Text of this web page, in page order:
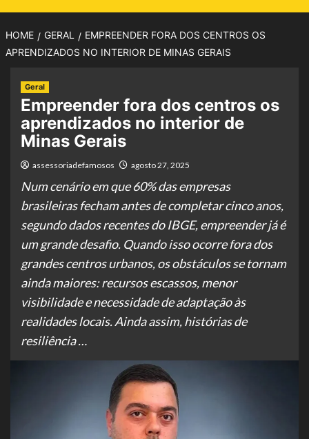
HOME GERAL
EMPREENDER FORA DOS CENTROS OS
APRENDIZADOS NO INTERIOR DE MINAS GERAIS
Geral
Empreender fora dos centros os
aprendizados no interior de
Minas Gerais
assessoriadefamosos agosto 27, 2025
Num cenário em que 60% das empresas
brasileiras fecham antes de completar cinco anos,
segundo dados recentes do IBGE, empreender já é
um grande desafio. Quando isso ocorre fora dos
grandes centros urbanos, os obstáculos se tornam
ainda maiores: recursos escassos, menor
visibilidade e necessidade de adaptação às
realidades locais. Ainda assim, histórias de
resiliência …